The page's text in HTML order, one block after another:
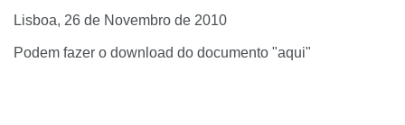
Lisboa, 26 de Novembro de 2010
Podem fazer o download do documento "aqui"